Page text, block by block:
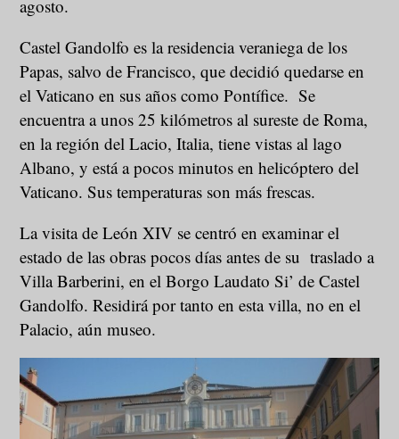
agosto.
Castel Gandolfo es la residencia veraniega de los
Papas, salvo de Francisco, que decidió quedarse en
el Vaticano en sus años como Pontífice. Se
encuentra a unos 25 kilómetros al sureste de Roma,
en la región del Lacio, Italia, tiene vistas al lago
Albano, y está a pocos minutos en helicóptero del
Vaticano. Sus temperaturas son más frescas.
La visita de León XIV se centró en examinar el
estado de las obras pocos días antes de su traslado a
Villa Barberini, en el Borgo Laudato Si’ de Castel
Gandolfo. Residirá por tanto en esta villa, no en el
Palacio, aún museo.